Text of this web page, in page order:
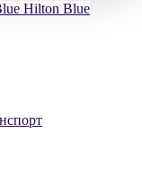
Hilton Blue